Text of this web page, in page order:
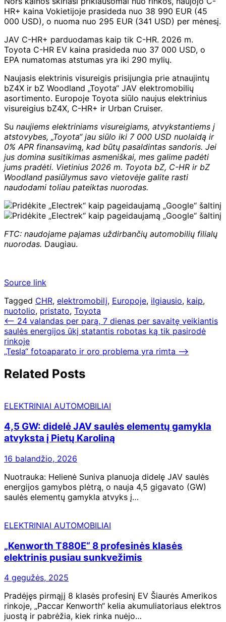
HR+ kaina Vokietijoje prasideda nuo 38 990 EUR (45
000 USD), o nuoma nuo 295 EUR (341 USD) per mėnesį.
JAV C-HR+ parduodamas kaip tik C-HR. 2026 m.
Toyota C-HR EV kaina prasideda nuo 37 000 USD, o
EPA numatomas atstumas yra iki 290 mylių.
Naujasis elektrinis visureigis prisijungia prie atnaujintų
bZ4X ir bZ Woodland „Toyota“ JAV elektromobilių
asortimento. Europoje Toyota siūlo naujus elektrinius
visureigius bZ4X, C-HR+ ir Urban Cruiser.
Su naujiems elektriniams visureigiams, atvykstantiems į
atstovybes, „Toyota“ jau siūlo iki 7 000 USD nuolaidą ir
0% APR finansavimą, kad būtų pasaldintas sandoris. Jei
jus domina susitikimas asmeniškai, mes galime padėti
jums pradėti. Vietinius 2026 m. Toyota bZ, C-HR ir bZ
Woodland pasiūlymus savo vietovėje galite rasti
naudodami toliau pateiktas nuorodas.
FTC: naudojame pajamas uždirbančių automobilių filialų
nuorodas. Daugiau.
Source link
Tagged CHR, elektromobilį, Europoje, ilgiausio, kaip,
nuotolio, pristato, Toyota
Navigacija
tarp
įrašų
⟵ 24 valandas per parą, 7 dienas per savaitę veikiantis
saulės energijos ūkį statantis robotas ką tik pasirodė
rinkoje
„Tesla“ fotoaparato ir oro problema yra rimta ⟶
Related Posts
ELEKTRINIAI AUTOMOBILIAI
4,5 GW: didelė JAV saulės elementų gamykla
atvyksta į Pietų Karoliną
16 balandžio, 2026
Nuotrauka: Helienė Suniva planuoja didelę JAV saulės
energijos gamybos plėtrą, o nauja 4,5 gigavato (GW)
saulės elementų gamykla atvyks į…
ELEKTRINIAI AUTOMOBILIAI
„Kenworth T880E“ 8 profesinės klasės
elektrinis pusiau sunkvežimis
4 gegužės, 2025
Pradėjęs pirmąjį 8 klasės profesinį EV Šiaurės Amerikos
rinkoje, „Paccar Kenworth“ kelia akumuliatoriaus elektros
juostą ir pabrėžia, kiek rinka nuėjo…